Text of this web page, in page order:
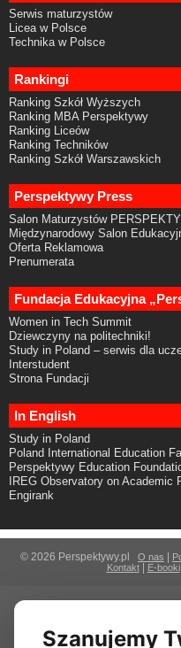
Serwis maturzystów
Licea w Polsce
Technika w Polsce
Rankingi
Ranking Szkół Wyższych
Ranking MBA Perspektywy
Ranking Liceów
Ranking Techników
Ranking Szkół Warszawskich
Perspektywy Press
Salon Maturzystów
Międzynarodowy Salon
Oferta Reklamowa
Prenumerata
Fundacja Edukacyjna
Women in Tech Summit
Dziewczyny na politechniki!
Study in Poland – serwis dla
Interstudent
Strona Fundacji
In English
Study in Poland
Poland International Education
Perspektywy Education
IREG Observatory on Academic
Engirank
© 2026 Perspektywy.pl O nas
Kontakt| E-booki|
Szanujemy